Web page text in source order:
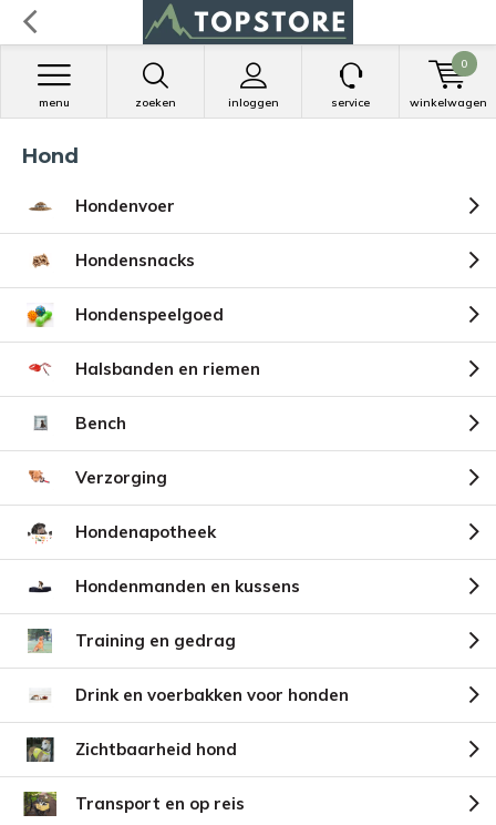
zoeken inloggen
menu service winkelwagen
0
Hond
Hondenvoer
Hondensnacks
Hondenspeelgoed
Halsbanden en riemen
Bench
Verzorging
Hondenapotheek
Hondenmanden en kussens
Training en gedrag
Drink en voerbakken voor honden
Zichtbaarheid hond
Transport en op reis